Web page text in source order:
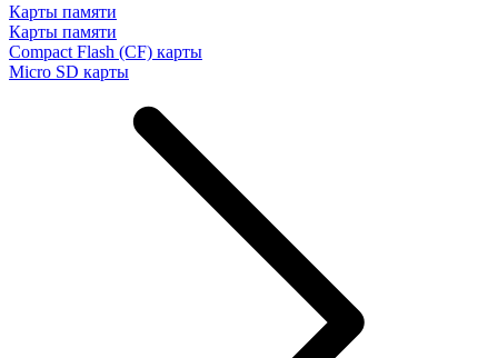
Карты памяти
Карты памяти
Compact Flash (CF) карты
Micro SD карты